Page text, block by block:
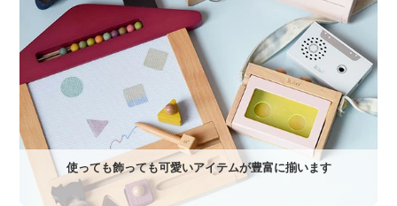
使っても飾っても可愛いアイテムが豊富に揃います